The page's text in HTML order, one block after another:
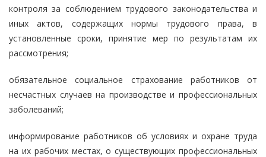
контроля за соблюдением трудового законодательства и
иных актов, содержащих нормы трудового права, в
установленные сроки, принятие мер по результатам их
рассмотрения;
обязательное социальное страхование работников от
несчастных случаев на производстве и профессиональных
заболеваний;
информирование работников об условиях и охране труда
на их рабочих местах, о существующих профессиональных